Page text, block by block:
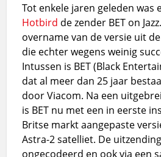
Tot enkele jaren geleden was
Hotbird de zender BET on
overname van de versie uit
die echter wegens weinig
Intussen is BET (Black
dat al meer dan 25 jaar
door Viacom. Na een
is BET nu met een in eerste
Britse markt aangepaste
Astra-2 satelliet. De
ongecodeerd en ook via een